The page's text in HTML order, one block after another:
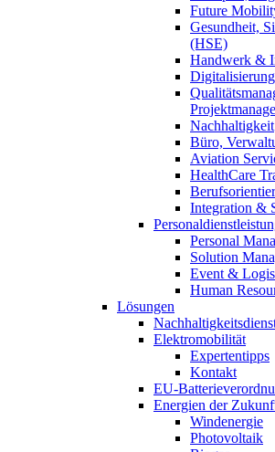
Future
Gesundheit,
(HSE)
Handwerk &
Nachhaltigkeit
Büro,
Aviation
HealthCare
Integration &
Personal
Solution
Event &
Human
Lösungen
Elektromobilität
Expertentipps
Kontakt
EU-
Energien der
Windenergie
Photovoltaik